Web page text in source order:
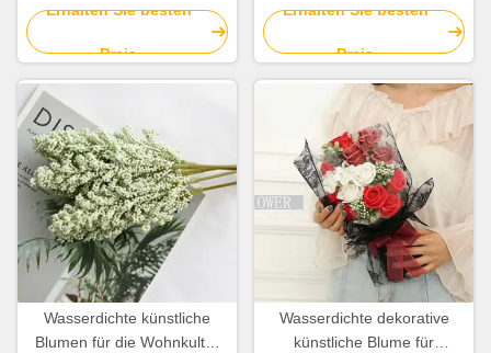
aus Kunststoff für besondere
Erhalten Sie besten
Preis
Dekorieren
Erhalten Sie besten
Preis
Wasserdichte künstliche
Blumen für die Wohnkultur
Wasserdichte dekorative
künstliche Blume für